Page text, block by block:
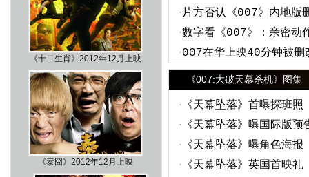
《十二生肖》2012年12月上映
《泰囧》2012年12月上映
·片方否认《007》内地版
·数字看《007》：亲密
·007在华上映40分钟被
《007:大破天幕杀机》图集
· 《天幕坠落》首曝探班
· 《天幕坠落》曝国际版
· 《天幕坠落》曝角色海
· 《天幕坠落》英国首映